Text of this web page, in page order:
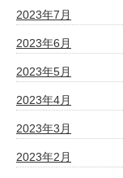
2023年7月
2023年6月
2023年5月
2023年4月
2023年3月
2023年2月